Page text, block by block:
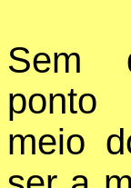
Sem
ponto
meio